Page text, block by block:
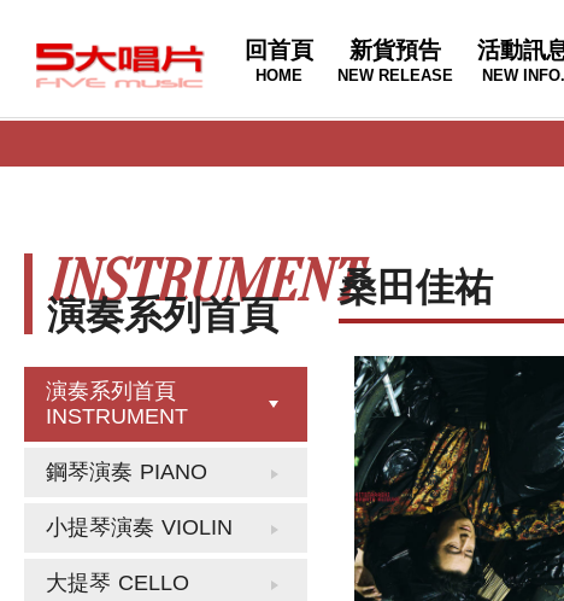
回首頁
HOME
新貨預告
NEW RELEASE
活動訊
NEW INFO.
演奏系列首頁
INSTRUMENT
演奏系列首頁
INSTRUMENT
鋼琴演奏 PIANO
小提琴演奏 VIOLIN
大提琴 CELLO
桑田佳祐